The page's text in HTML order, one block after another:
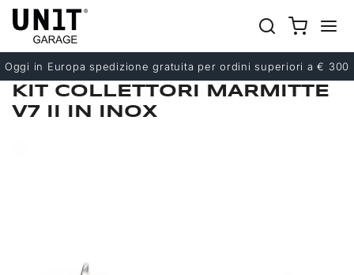
Oggi in Europa spedizione gratuita per ordini superiori a € 300
Precedente
Successivo
KIT COLLETTORI MARMITTE
V7 II IN INOX